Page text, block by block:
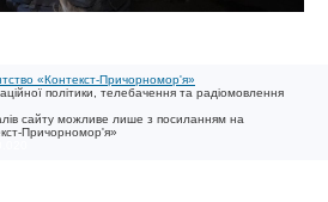
«Контекст-Причорномор'я»
політики, телебачення та радіомовлення
сайту можливе лише з посиланням на
Причорномор'я»